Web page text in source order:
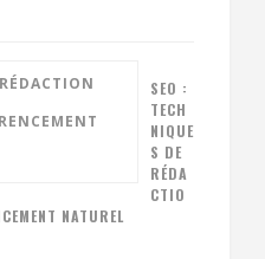
SEO :
TECH
NIQUE
S DE
RÉDA
CTIO
NATUREL